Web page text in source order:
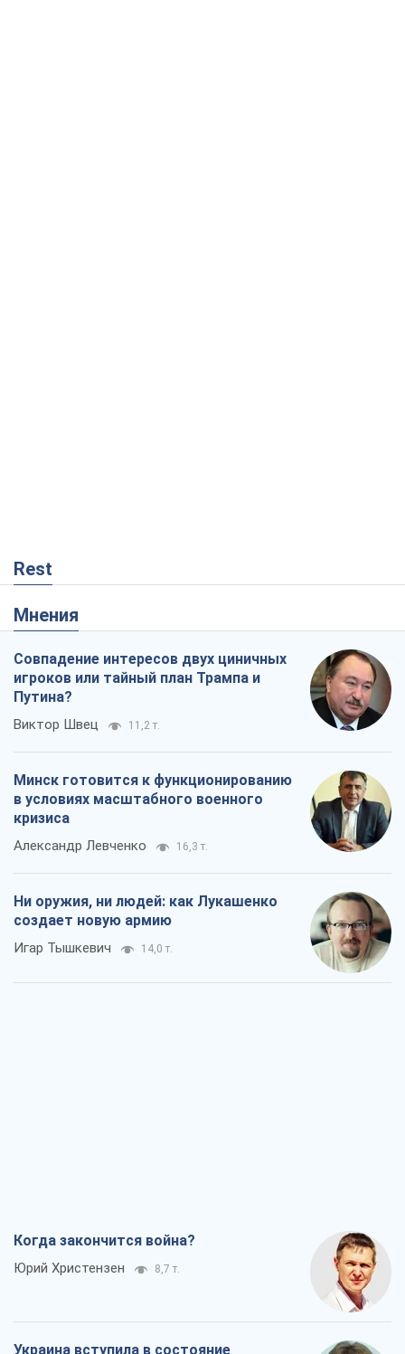
Rest
Мнения
Совпадение интересов двух циничных
игроков или тайный план Трампа и
Путина?
Виктор Швец 11,2 т.
Минск готовится к функционированию
в условиях масштабного военного
кризиса
Александр Левченко 16,3 т.
Ни оружия, ни людей: как Лукашенко
создает новую армию
Игар Тышкевич 14,0 т.
Когда закончится война?
Юрий Христензен 8,7 т.
Украина вступила в состояние